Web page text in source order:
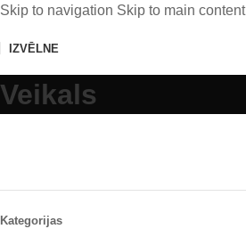
Skip to navigation Skip to main content
IZVĒLNE
Veikals
Kategorijas